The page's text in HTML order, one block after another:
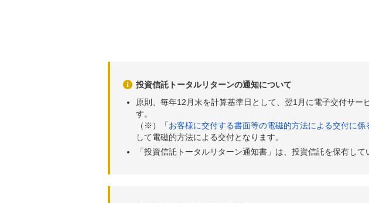
投資信託トータルリターンの通知について
原則、毎年12月末を計算基準日として、翌1月に電子交付サ
す。
（※）「お客様に交付する書面等の電磁的方法による交付に係
して電磁的方法による交付となります。
「投資信託トータルリターン通知書」は、投資信託を保有して